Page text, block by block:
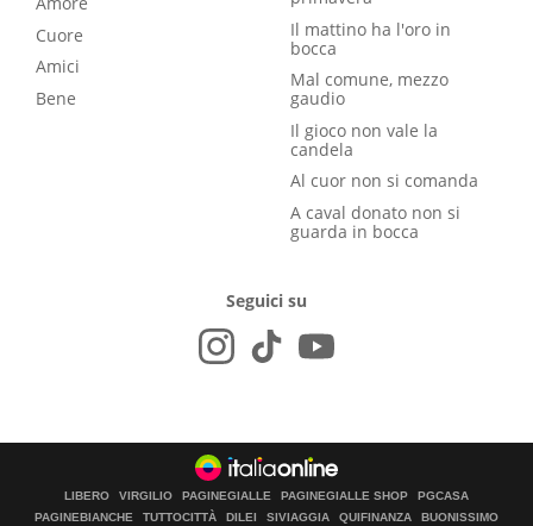
Cuore
Amici
Bene
Il mattino ha l'oro in
bocca
Mal comune, mezzo
gaudio
Il gioco non vale la
candela
Al cuor non si comanda
A caval donato non si
guarda in bocca
Seguici su
LIBERO VIRGILIO PAGINEGIALLE PAGINEGIALLE SHOP
PGCASA
PAGINEBIANCHE
TUTTOCITTÀ DILEI SIVIAGGIA QUIFINANZA BUONISSIMO